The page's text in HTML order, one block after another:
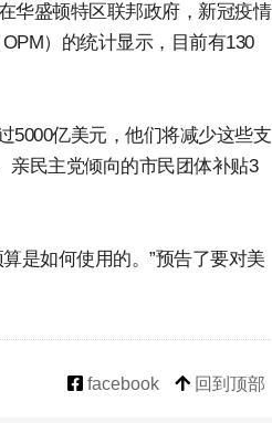
华盛顿特区联邦政府，新冠疫情
）的统计显示，目前有130
5000亿美元，他们将减少这些支
亲民主党倾向的市民团体补贴3
是如何使用的。”预告了要对美
facebook
回到顶部